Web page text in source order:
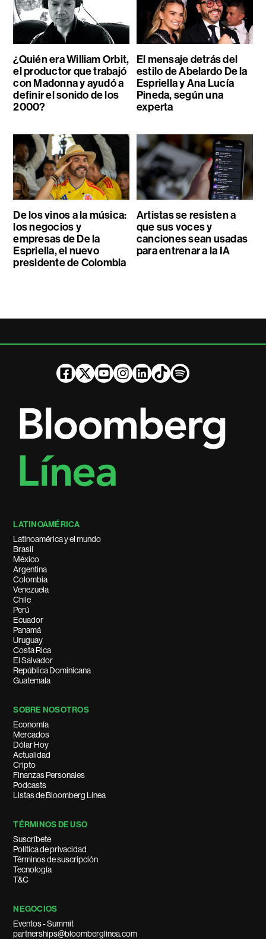
¿Quién era William Orbit,
el productor que trabajó
con Madonna y ayudó a
definir el sonido de los
2000?
El mensaje detrás del
estilo de Abelardo De la
Espriella y Ana Lucía
Pineda, según una
experta
De los vinos a la música:
los negocios y
empresas de De la
Espriella, el nuevo
presidente de Colombia
Artistas se resisten a
que sus voces y
canciones sean usadas
para entrenar a la IA
LATINOAMÉRICA
Latinoamérica y el mundo
Brasil
México
Argentina
Colombia
Venezuela
Chile
Perú
Ecuador
Panamá
Uruguay
Costa Rica
El Salvador
República Dominicana
Guatemala
SOBRE NOSOTROS
Economía
Mercados
Dólar Hoy
Actualidad
Cripto
Finanzas Personales
Podcasts
Listas de Bloomberg Línea
TÉRMINOS DE USO
Suscríbete
Política de privacidad
Términos de suscripción
Tecnología
T&C
NEGOCIOS
Eventos - Summit
partnerships@bloomberglinea.com